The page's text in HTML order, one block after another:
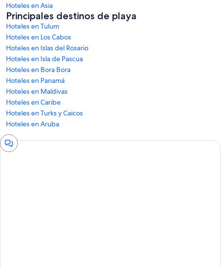
Hoteles en Asia
Principales destinos de playa
Hoteles en Tulum
Hoteles en Los Cabos
Hoteles en Islas del Rosario
Hoteles en Isla de Pascua
Hoteles en Bora Bora
Hoteles en Panamá
Hoteles en Maldivas
Hoteles en Caribe
Hoteles en Turks y Caicos
Hoteles en Aruba
Ventana
de